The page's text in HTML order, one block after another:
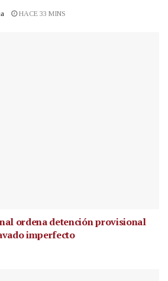
HACE 33 MINS
ordena detención provisional
imperfecto